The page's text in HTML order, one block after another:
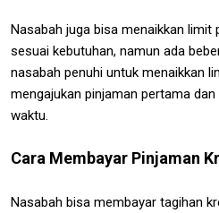
Nasabah juga bisa menaikkan limit
sesuai kebutuhan, namun ada
nasabah penuhi untuk menaikkan
mengajukan pinjaman pertama
waktu.
Cara Membayar Pinjaman
Nasabah bisa membayar tagihan